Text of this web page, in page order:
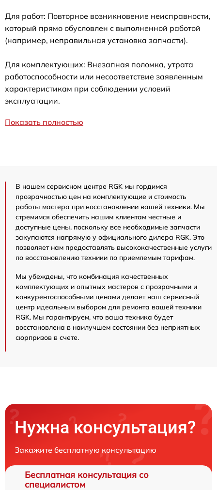
Для работ: Повторное возникновение неисправности,
который прямо обусловлен с выполненной работой
(например, неправильная установка запчасти).
Для комплектующих: Внезапная поломка, утрата
работоспособности или несоответствие заявленным
характеристикам при соблюдении условий
эксплуатации.
Показать полностью
В нашем сервисном центре RGK мы гордимся
прозрачностью цен на комплектующие и стоимость
работы мастера при восстановлении вашей техники. Мы
стремимся обеспечить нашим клиентам честные и
доступные цены, поскольку все необходимые запчасти
закупаются напрямую у официального дилера RGK. Это
позволяет нам предоставлять высококачественные услуги
по восстановлению техники по приемлемым тарифам.
Мы убеждены, что комбинация качественных
комплектующих и опытных мастеров с прозрачными и
конкурентоспособными ценами делает наш сервисный
центр идеальным выбором для ремонта вашей техники
RGK. Мы гарантируем, что ваша техника будет
восстановлена в наилучшем состоянии без неприятных
сюрпризов в счете.
Нужна консультация?
Закажите бесплатную консультацию
Бесплатная консультация со
специалистом